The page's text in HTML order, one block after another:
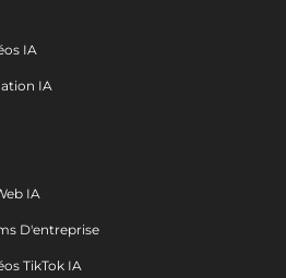
IA
IA
IA
D'entreprise
TikTok IA